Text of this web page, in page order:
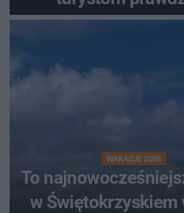
rollercoaster
WAKACJE 2026
To
w Świętokrzyskiem